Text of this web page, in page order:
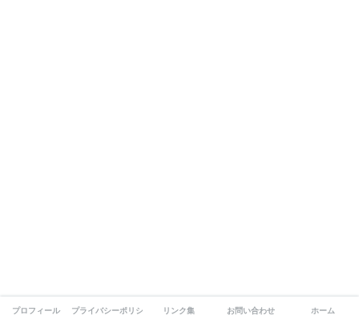
プロフィール プライバシーポリシー リンク集 お問い合わせ ホーム